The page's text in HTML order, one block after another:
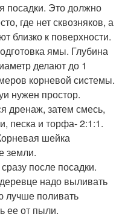
посадки. Это должно
где нет сквозняков, а
близко к поверхности.
ямы. Глубина
делают до 1
корневой системы.
нужен простор.
дренаж, затем смесь,
песка и торфа- 2:1:1.
шейка
земли.
после посадки.
надо выливать
лучше поливать
ее от пыли.